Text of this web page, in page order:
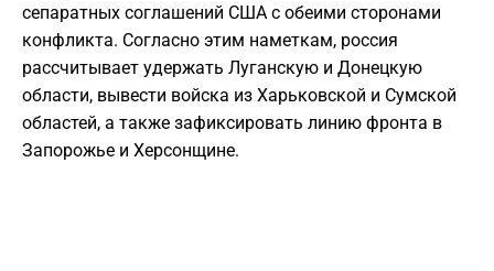
сепаратных соглашений США с обеими сторонами
конфликта. Согласно этим наметкам, россия
рассчитывает удержать Луганскую и Донецкую
области, вывести войска из Харьковской и Сумской
областей, а также зафиксировать линию фронта в
Запорожье и Херсонщине.